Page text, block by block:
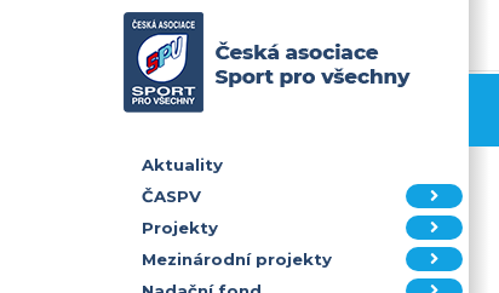
Aktuality
ČASPV
Projekty
Mezinárodní projekty